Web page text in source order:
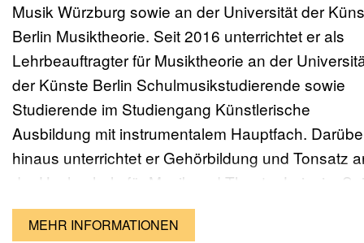
Musik Würzburg sowie an der Universität der
Berlin Musiktheorie. Seit 2016 unterrichtet er als
Lehrbeauftragter für Musiktheorie an der
der Künste Berlin Schulmusikstudierende sowie
Studierende im Studiengang Künstlerische
Ausbildung mit instrumentalem Hauptfach.
hinaus unterrichtet er Gehörbildung und Tonsatz
der Hochschule für Musik und Theater Leipzig.
2020 ist er zudem an der Musikschule Neukölln in
Allgemeinen Musiklehre sowie in der
MEHR INFORMATIONEN